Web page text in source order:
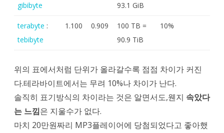
gibibyte
93.1 GiB
terabyte :
tebibyte
1.100 0.909
100 TB =
90.9 TiB
10%
위의 표에서처럼 단위가 올라갈수록 점점 차이가 커진
다.테라바이트에서는 무려 10%나 차이가 난다.
솔직히 표기방식의 차이라는 것은 알면서도,웬지 속았다
는 느낌은 지울수가 없다.
마치 20만원짜리 MP3플레이어에 당첨되었다고 좋아했